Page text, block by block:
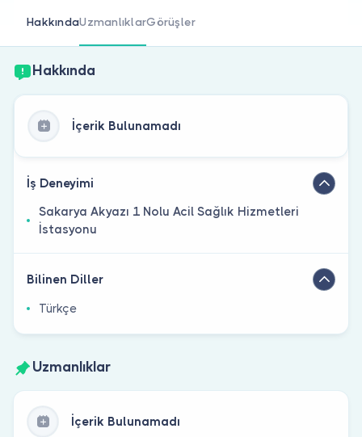
HakkındaUzmanlıklarGörüşler
Hakkında
İçerik Bulunamadı
İş Deneyimi
Sakarya Akyazı 1 Nolu Acil Sağlık Hizmetleri
İstasyonu
Bilinen Diller
Türkçe
Uzmanlıklar
İçerik Bulunamadı